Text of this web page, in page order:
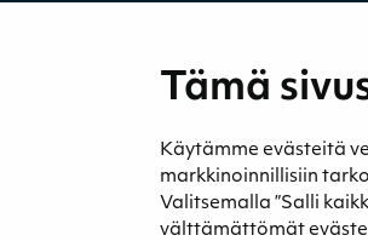
Tämä
Käytämme evästeitä
markkinoinnillisiin
Valitsemalla ”Salli
välttämättömät